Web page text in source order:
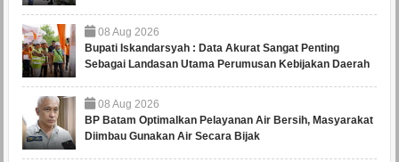
08 Aug 2026
Bupati Iskandarsyah : Data Akurat Sangat Penting
Sebagai Landasan Utama Perumusan Kebijakan Daerah
08 Aug 2026
BP Batam Optimalkan Pelayanan Air Bersih, Masyarakat
Diimbau Gunakan Air Secara Bijak